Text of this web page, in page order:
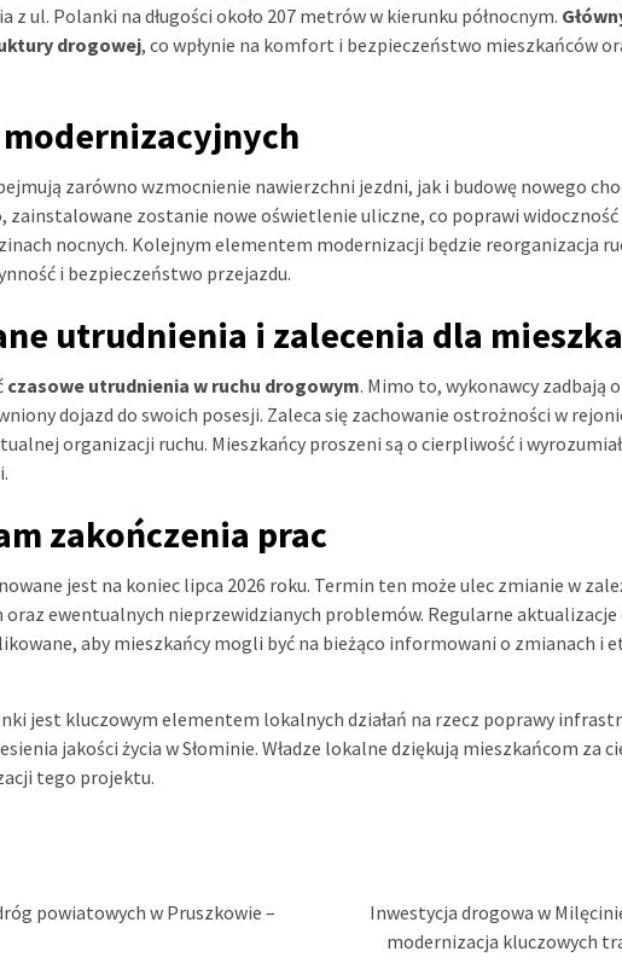
z ul. Polanki na długości około 207 metrów w kierunku północnym.
drogowej, co wpłynie na komfort i bezpieczeństwo mieszkańców
zarówno wzmocnienie nawierzchni jezdni, jak i budowę nowego
zainstalowane zostanie nowe oświetlenie uliczne, co poprawi widoczność
nocnych. Kolejnym elementem modernizacji będzie reorganizacja
i bezpieczeństwo przejazdu.
utrudnienia i zalecenia dla
czasowe utrudnienia w ruchu drogowym. Mimo to, wykonawcy zadbają
dojazd do swoich posesji. Zaleca się zachowanie ostrożności w
organizacji ruchu. Mieszkańcy proszeni są o cierpliwość i
zakończenia prac
jest na koniec lipca 2026 roku. Termin ten może ulec zmianie w
ewentualnych nieprzewidzianych problemów. Regularne aktualizacje
aby mieszkańcy mogli być na bieżąco informowani o zmianach i
jest kluczowym elementem lokalnych działań na rzecz poprawy
jakości życia w Słominie. Władze lokalne dziękują mieszkańcom za
tego projektu.
powiatowych w Pruszkowie –
Inwestycja drogowa w
modernizacja kluczowych